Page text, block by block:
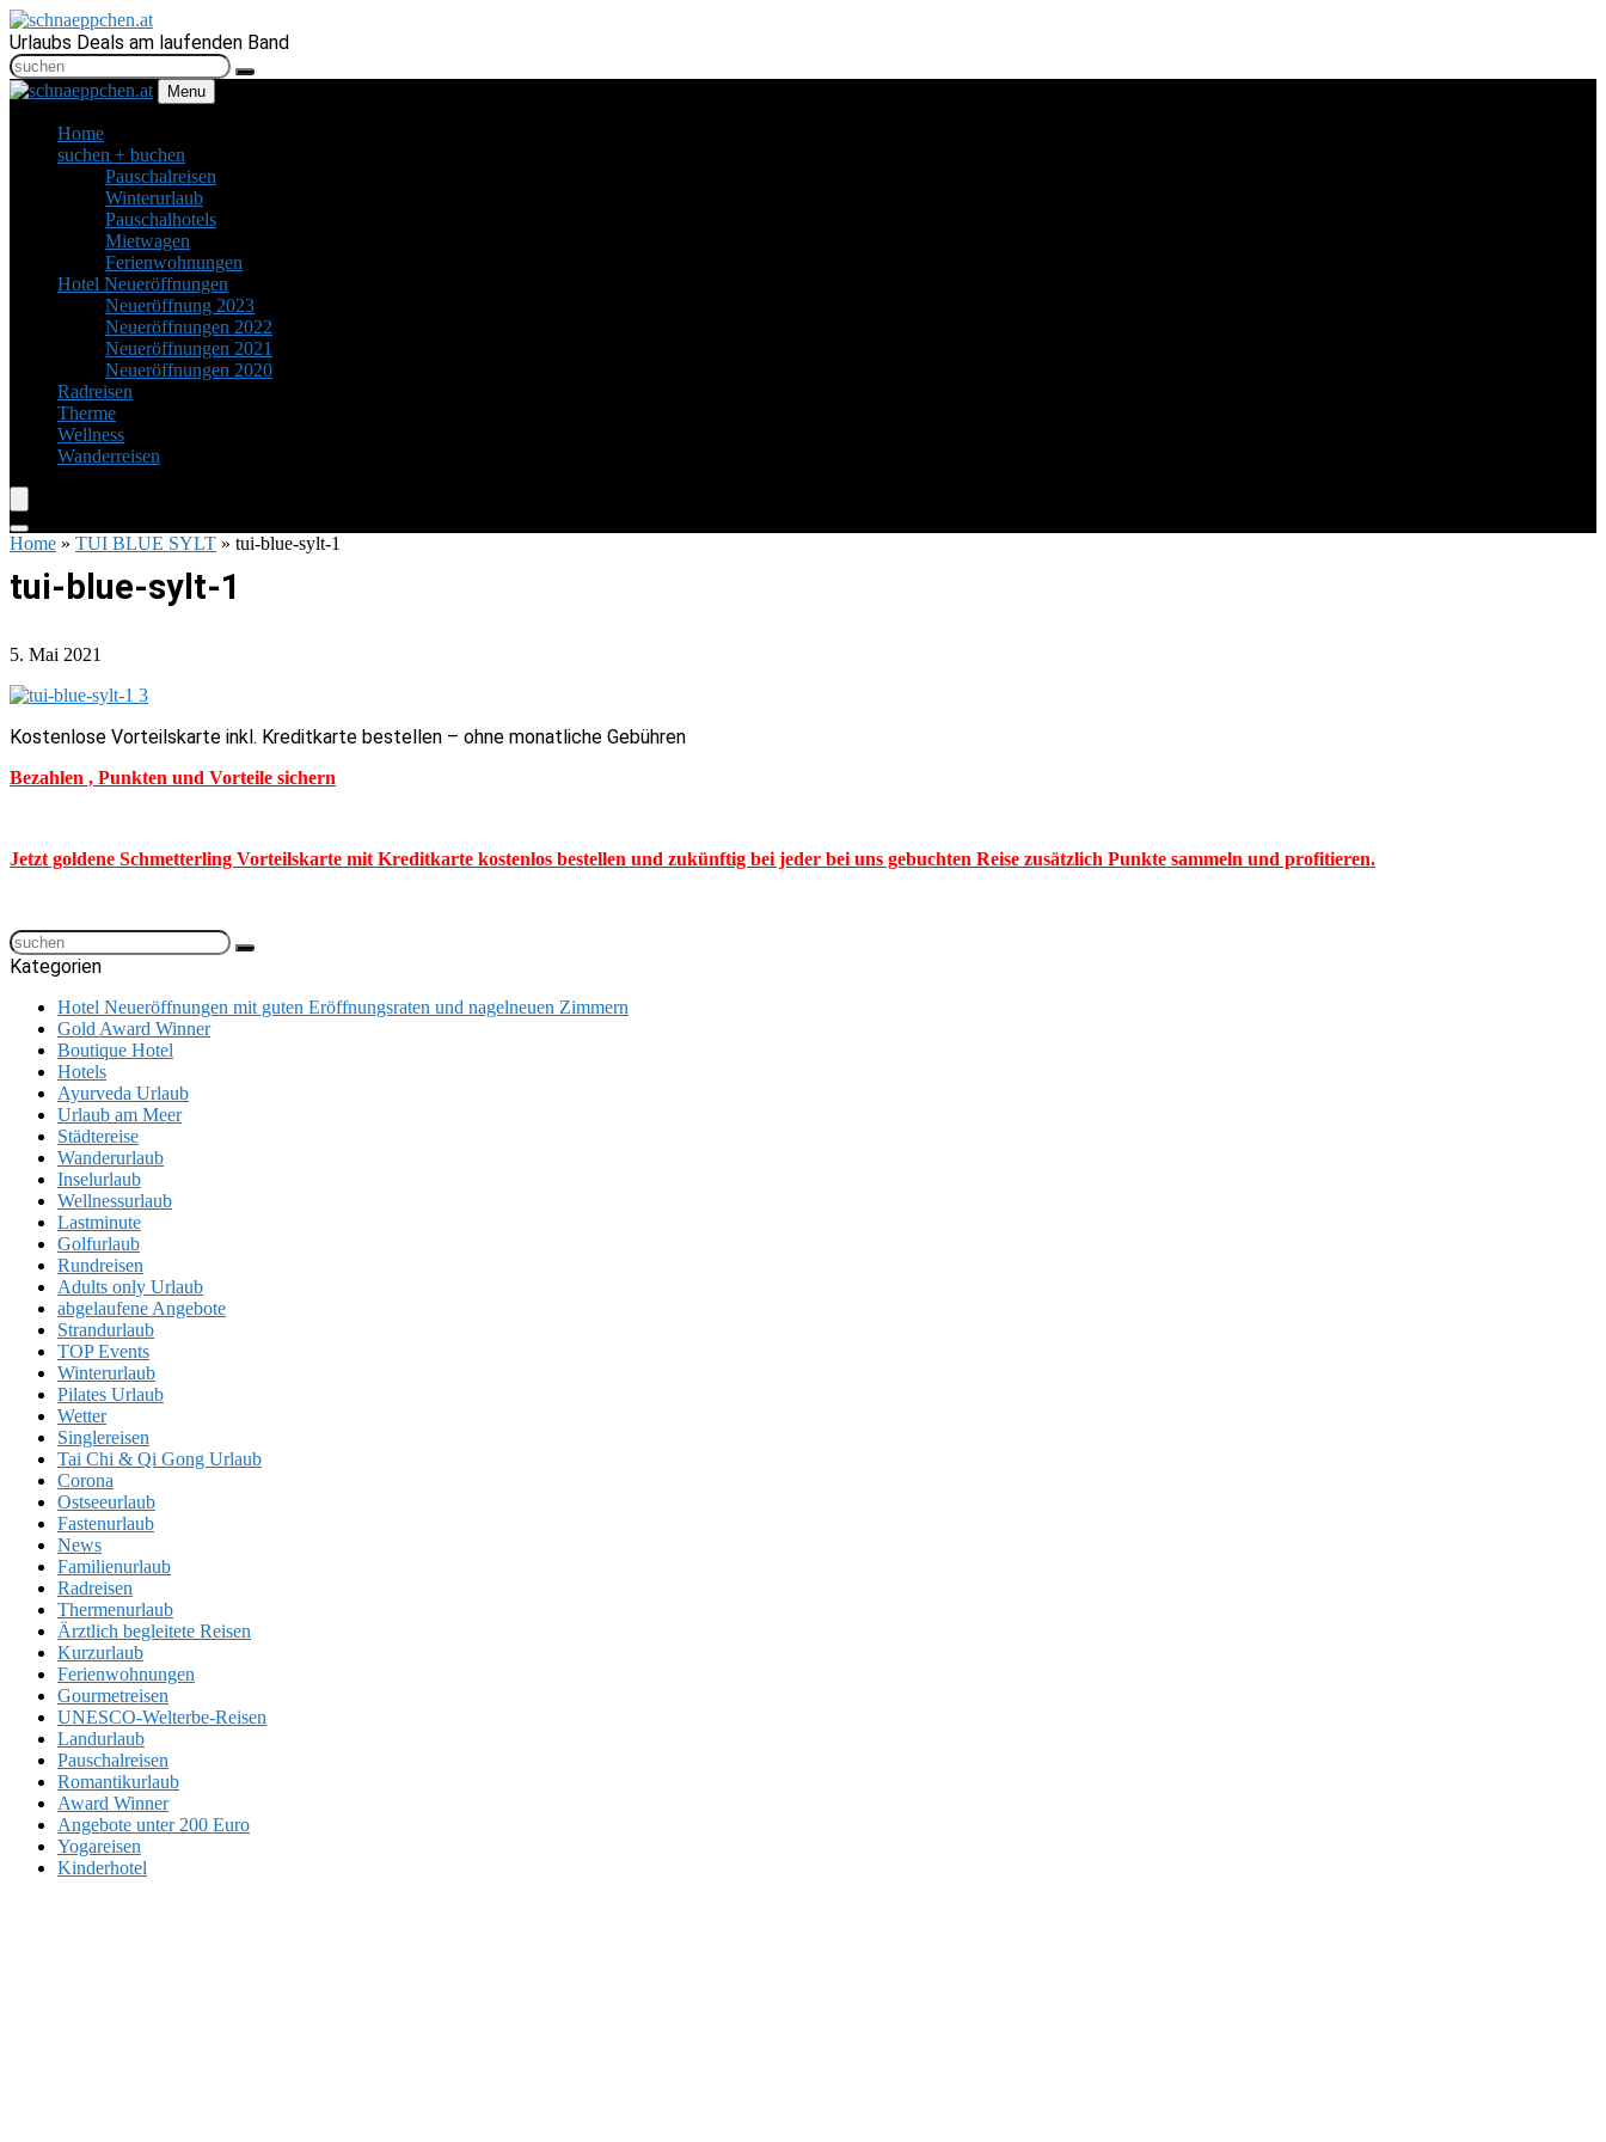
Urlaubs Deals am laufenden Band
Menu
Home
suchen + buchen
Pauschalreisen
Winterurlaub
Pauschalhotels
Mietwagen
Ferienwohnungen
Hotel Neueröffnungen
Neueröffnung 2023
Neueröffnungen 2022
Neueröffnungen 2021
Neueröffnungen 2020
Radreisen
Therme
Wellness
Wanderreisen
Home » TUI BLUE SYLT » tui-blue-sylt-1
tui-blue-sylt-1
5. Mai 2021
Kostenlose Vorteilskarte inkl. Kreditkarte bestellen – ohne monatliche Gebühren
Bezahlen , Punkten und Vorteile sichern
Jetzt goldene Schmetterling Vorteilskarte mit Kreditkarte kostenlos bestellen und zukünftig bei jeder bei uns gebuchten Reise zusätzlich Punkte sammeln und profitieren.
Kategorien
Hotel Neueröffnungen mit guten Eröffnungsraten und nagelneuen Zimmern
Gold Award Winner
Boutique Hotel
Hotels
Ayurveda Urlaub
Urlaub am Meer
Städtereise
Wanderurlaub
Inselurlaub
Wellnessurlaub
Lastminute
Golfurlaub
Rundreisen
Adults only Urlaub
abgelaufene Angebote
Strandurlaub
TOP Events
Winterurlaub
Pilates Urlaub
Wetter
Singlereisen
Tai Chi & Qi Gong Urlaub
Corona
Ostseeurlaub
Fastenurlaub
News
Familienurlaub
Radreisen
Thermenurlaub
Ärztlich begleitete Reisen
Kurzurlaub
Ferienwohnungen
Gourmetreisen
UNESCO-Welterbe-Reisen
Landurlaub
Pauschalreisen
Romantikurlaub
Award Winner
Angebote unter 200 Euro
Yogareisen
Kinderhotel